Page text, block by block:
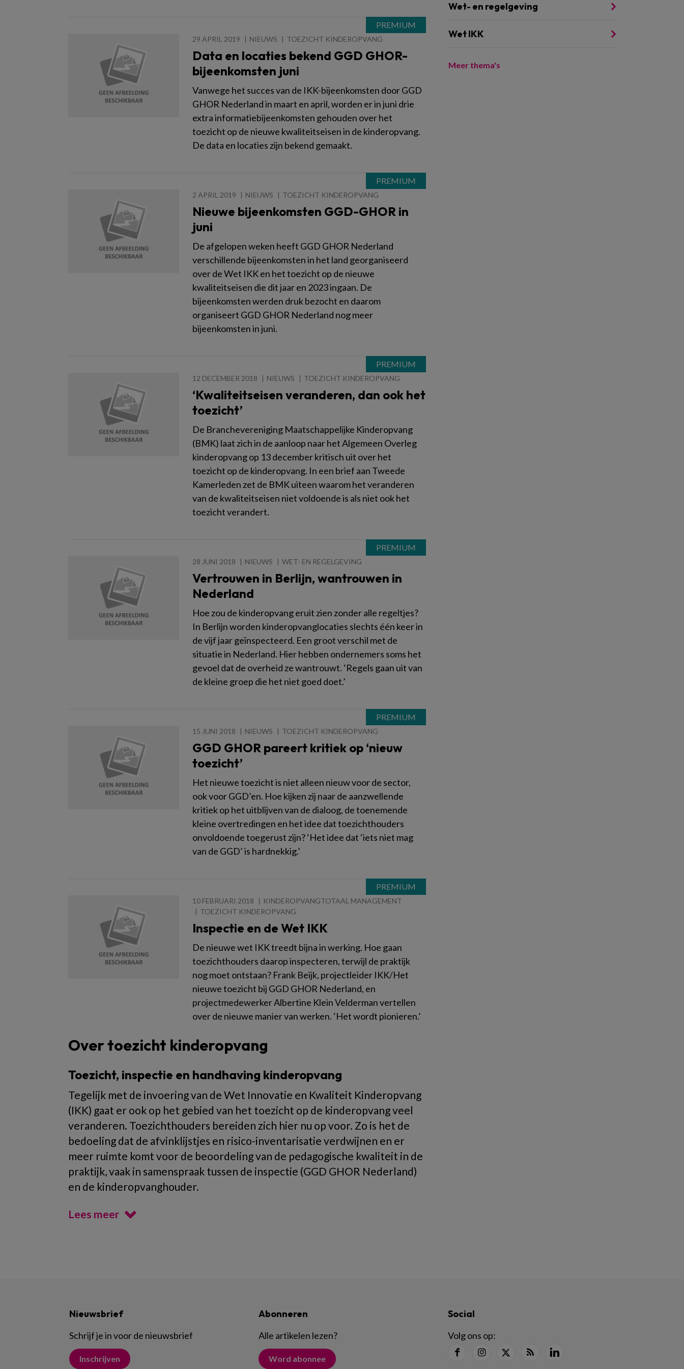
29 APRIL 2019 NIEUWS TOEZICHT KINDEROPVANG
Data en locaties bekend GGD GHOR-
bijeenkomsten juni
Vanwege het succes van de IKK-bijeenkomsten door GGD
GHOR Nederland in maart en april, worden er in juni drie
extra informatiebijeenkomsten gehouden over het
toezicht op de nieuwe kwaliteitseisen in de kinderopvang.
De data en locaties zijn bekend gemaakt.
2 APRIL 2019 NIEUWS TOEZICHT KINDEROPVANG
Nieuwe bijeenkomsten GGD-GHOR in
juni
De afgelopen weken heeft GGD GHOR Nederland
verschillende bijeenkomsten in het land georganiseerd
over de Wet IKK en het toezicht op de nieuwe
kwaliteitseisen die dit jaar en 2023 ingaan. De
bijeenkomsten werden druk bezocht en daarom
organiseert GGD GHOR Nederland nog meer
bijeenkomsten in juni.
12 DECEMBER 2018 NIEUWS TOEZICHT KINDEROPVANG
‘Kwaliteitseisen veranderen, dan ook het
toezicht’
De Branchevereniging Maatschappelijke Kinderopvang
(BMK) laat zich in de aanloop naar het Algemeen Overleg
kinderopvang op 13 december kritisch uit over het
toezicht op de kinderopvang. In een brief aan Tweede
Kamerleden zet de BMK uiteen waarom het veranderen
van de kwaliteitseisen niet voldoende is als niet ook het
toezicht verandert.
28 JUNI 2018 NIEUWS WET- EN REGELGEVING
Vertrouwen in Berlijn, wantrouwen in
Nederland
Hoe zou de kinderopvang eruit zien zonder alle regeltjes?
In Berlijn worden kinderopvanglocaties slechts één keer in
de vijf jaar geïnspecteerd. Een groot verschil met de
situatie in Nederland. Hier hebben ondernemers soms het
gevoel dat de overheid ze wantrouwt. ‘Regels gaan uit van
de kleine groep die het niet goed doet.’
15 JUNI 2018 NIEUWS TOEZICHT KINDEROPVANG
GGD GHOR pareert kritiek op ‘nieuw
toezicht’
Het nieuwe toezicht is niet alleen nieuw voor de sector,
ook voor GGD’en. Hoe kijken zij naar de aanzwellende
kritiek op het uitblijven van de dialoog, de toenemende
kleine overtredingen en het idee dat toezichthouders
onvoldoende toegerust zijn? ‘Het idee dat ‘iets niet mag
van de GGD’ is hardnekkig.’
10 FEBRUARI 2018
KINDEROPVANGTOTAAL MANAGEMENT
TOEZICHT KINDEROPVANG
Inspectie en de Wet IKK
De nieuwe wet IKK treedt bijna in werking. Hoe gaan
toezichthouders daarop inspecteren, terwijl de praktijk
nog moet ontstaan? Frank Beijk, projectleider IKK/Het
nieuwe toezicht bij GGD GHOR Nederland, en
projectmedewerker Albertine Klein Velderman vertellen
over de nieuwe manier van werken. ‘Het wordt pionieren.’
Over toezicht kinderopvang
Toezicht, inspectie en handhaving kinderopvang
Tegelijk met de invoering van de Wet Innovatie en Kwaliteit Kinderopvang
(IKK) gaat er ook op het gebied van het toezicht op de kinderopvang veel
veranderen. Toezichthouders bereiden zich hier nu op voor. Zo is het de
bedoeling dat de afvinklijstjes en risico-inventarisatie verdwijnen en er
meer ruimte komt voor de beoordeling van de pedagogische kwaliteit in de
praktijk, vaak in samenspraak tussen de inspectie (GGD GHOR Nederland)
en de kinderopvanghouder.
Lees meer
Wet- en regelgeving
Wet IKK
Meer thema's
Nieuwsbrief
Schrijf je in voor de nieuwsbrief
Inschrijven
Abonneren
Alle artikelen lezen?
Word abonnee
Social
Volg ons op: